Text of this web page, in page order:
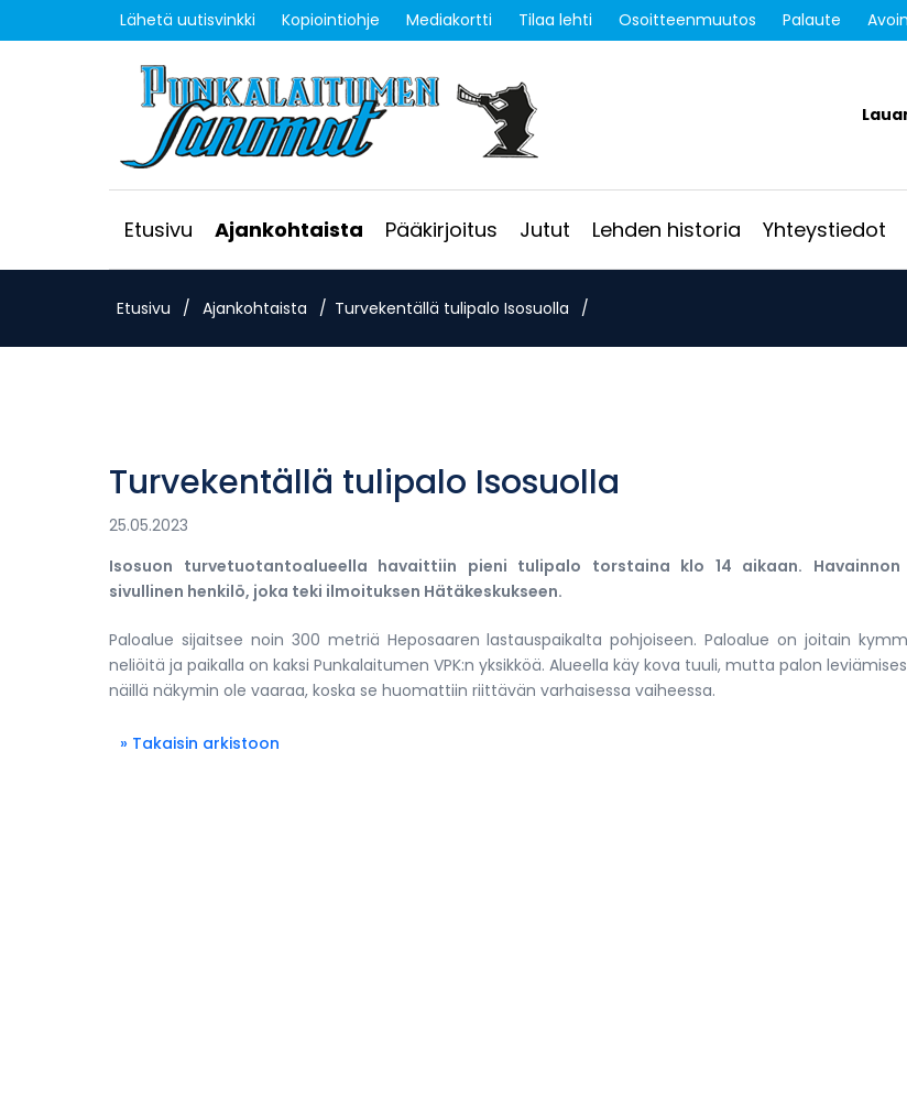
Lähetä uutisvinkki Kopiointiohje Mediakortti Tilaa lehti Osoitteenmuutos Palaute
Etusivu Ajankohtaista Pääkirjoitus Jutut Lehden historia Yhteystiedot
Etusivu / Ajankohtaista / Turvekentällä tulipalo Isosuolla /
Turvekentällä tulipalo Isosuolla
25.05.2023
Isosuon turvetuotantoalueella havaittiin pieni tulipalo torstaina klo 14 aikaan. Havainnon
sivullinen henkilö, joka teki ilmoituksen Hätäkeskukseen.
Paloalue sijaitsee noin 300 metriä Heposaaren lastauspaikalta pohjoiseen. Paloalue on joitain
neliöitä ja paikalla on kaksi Punkalaitumen VPK:n yksikköä. Alueella käy kova tuuli, mutta palon
näillä näkymin ole vaaraa, koska se huomattiin riittävän varhaisessa vaiheessa.
» Takaisin arkistoon